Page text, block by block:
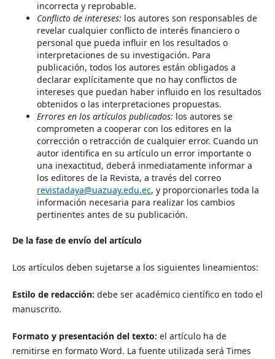
incorrecta y reprobable.
Conflicto de intereses: los autores son responsables de
revelar cualquier conflicto de interés financiero o
personal que pueda influir en los resultados o
interpretaciones de su investigación. Para
publicación, todos los autores están obligados a
declarar explícitamente que no hay conflictos de
intereses que puedan haber influido en los resultados
obtenidos o las interpretaciones propuestas.
Errores en los artículos publicados: los autores se
comprometen a cooperar con los editores en la
corrección o retracción de cualquier error. Cuando un
autor identifica en su artículo un error importante o
una inexactitud, deberá inmediatamente informar a
los editores de la Revista, a través del correo
revistadaya@uazuay.edu.ec, y proporcionarles toda la
información necesaria para realizar los cambios
pertinentes antes de su publicación.
De la fase de envío del artículo
Los artículos deben sujetarse a los siguientes lineamientos:
Estilo de redacción: debe ser académico científico en todo el
manuscrito.
Formato y presentación del texto: el artículo ha de
remitirse en formato Word. La fuente utilizada será Times